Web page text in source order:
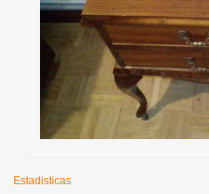
Estadisticas